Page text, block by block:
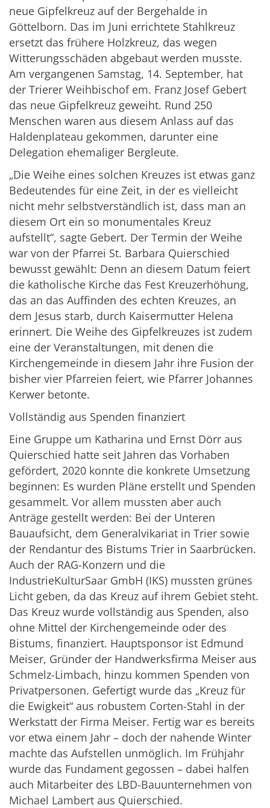
neue Gipfelkreuz auf der Bergehalde in
Göttelborn. Das im Juni errichtete Stahlkreuz
ersetzt das frühere Holzkreuz, das wegen
Witterungsschäden abgebaut werden musste.
Am vergangenen Samstag, 14. September, hat
der Trierer Weihbischof em. Franz Josef Gebert
das neue Gipfelkreuz geweiht. Rund 250
Menschen waren aus diesem Anlass auf das
Haldenplateau gekommen, darunter eine
Delegation ehemaliger Bergleute.
„Die Weihe eines solchen Kreuzes ist etwas ganz
Bedeutendes für eine Zeit, in der es vielleicht
nicht mehr selbstverständlich ist, dass man an
diesem Ort ein so monumentales Kreuz
aufstellt“, sagte Gebert. Der Termin der Weihe
war von der Pfarrei St. Barbara Quierschied
bewusst gewählt: Denn an diesem Datum feiert
die katholische Kirche das Fest Kreuzerhöhung,
das an das Auffinden des echten Kreuzes, an
dem Jesus starb, durch Kaisermutter Helena
erinnert. Die Weihe des Gipfelkreuzes ist zudem
eine der Veranstaltungen, mit denen die
Kirchengemeinde in diesem Jahr ihre Fusion der
bisher vier Pfarreien feiert, wie Pfarrer Johannes
Kerwer betonte.
Vollständig aus Spenden finanziert
Eine Gruppe um Katharina und Ernst Dörr aus
Quierschied hatte seit Jahren das Vorhaben
gefördert, 2020 konnte die konkrete Umsetzung
beginnen: Es wurden Pläne erstellt und Spenden
gesammelt. Vor allem mussten aber auch
Anträge gestellt werden: Bei der Unteren
Bauaufsicht, dem Generalvikariat in Trier sowie
der Rendantur des Bistums Trier in Saarbrücken.
Auch der RAG-Konzern und die
IndustrieKulturSaar GmbH (IKS) mussten grünes
Licht geben, da das Kreuz auf ihrem Gebiet steht.
Das Kreuz wurde vollständig aus Spenden, also
ohne Mittel der Kirchengemeinde oder des
Bistums, finanziert. Hauptsponsor ist Edmund
Meiser, Gründer der Handwerksfirma Meiser aus
Schmelz-Limbach, hinzu kommen Spenden von
Privatpersonen. Gefertigt wurde das „Kreuz für
die Ewigkeit“ aus robustem Corten-Stahl in der
Werkstatt der Firma Meiser. Fertig war es bereits
vor etwa einem Jahr – doch der nahende Winter
machte das Aufstellen unmöglich. Im Frühjahr
wurde das Fundament gegossen – dabei halfen
auch Mitarbeiter des LBD-Bauunternehmen von
Michael Lambert aus Quierschied.